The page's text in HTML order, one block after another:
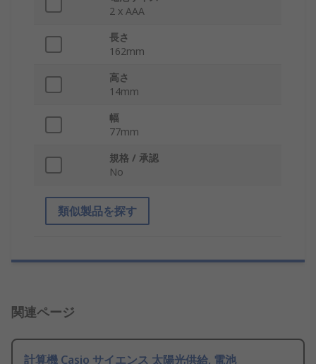
2 x AAA
長さ
162mm
高さ
14mm
幅
77mm
規格 / 承認
No
類似製品を探す
関連ページ
計算機 Casio サイエンス 太陽光供給, 電池